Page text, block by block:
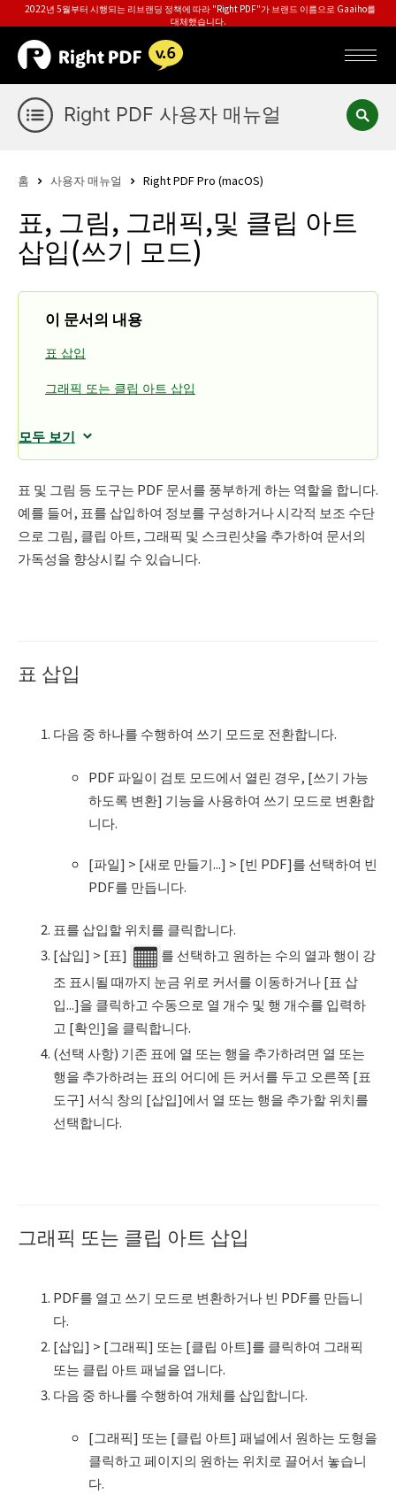
2022년 5월부터 시행되는 리브랜딩 정책에 따라 "Right PDF"가 브랜드 이름으로 Gaaiho를
대체했습니다.
Right PDF 사용자 매뉴얼
홈 사용자 매뉴얼 Right PDF Pro (macOS)
표, 그림, 그래픽,및 클립 아트
삽입(쓰기 모드)
이 문서의 내용
표 삽입
그래픽 또는 클립 아트 삽입
모두 보기
표 및 그림 등 도구는 PDF 문서를 풍부하게 하는 역할을 합니다.
예를 들어, 표를 삽입하여 정보를 구성하거나 시각적 보조 수단
으로 그림, 클립 아트, 그래픽 및 스크린샷을 추가하여 문서의
가독성을 향상시킬 수 있습니다.
표 삽입
다음 중 하나를 수행하여 쓰기 모드로 전환합니다.
PDF 파일이 검토 모드에서 열린 경우, [쓰기 가능
하도록 변환] 기능을 사용하여 쓰기 모드로 변환합
니다.
[파일] > [새로 만들기...] > [빈 PDF]를 선택하여 빈
PDF를 만듭니다.
표를 삽입할 위치를 클릭합니다.
[삽입] > [표]
를 선택하고 원하는 수의 열과 행이 강
조 표시될 때까지 눈금 위로 커서를 이동하거나 [표 삽
입...]을 클릭하고 수동으로 열 개수 및 행 개수를 입력하
고 [확인]을 클릭합니다.
(선택 사항) 기존 표에 열 또는 행을 추가하려면 열 또는
행을 추가하려는 표의 어디에 든 커서를 두고 오른쪽 [표
도구] 서식 창의 [삽입]에서 열 또는 행을 추가할 위치를
선택합니다.
그래픽 또는 클립 아트 삽입
PDF를 열고 쓰기 모드로 변환하거나 빈 PDF를 만듭니
다.
[삽입] > [그래픽] 또는 [클립 아트]를 클릭하여 그래픽
또는 클립 아트 패널을 엽니다.
다음 중 하나를 수행하여 개체를 삽입합니다.
[그래픽] 또는 [클립 아트] 패널에서 원하는 도형을
클릭하고 페이지의 원하는 위치로 끌어서 놓습니
다.